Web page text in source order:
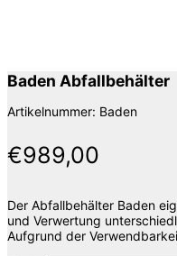
Baden Abfallbehälter
Artikelnummer: Baden
€989,00
Der Abfallbehälter Baden
und Verwertung
Aufgrund der